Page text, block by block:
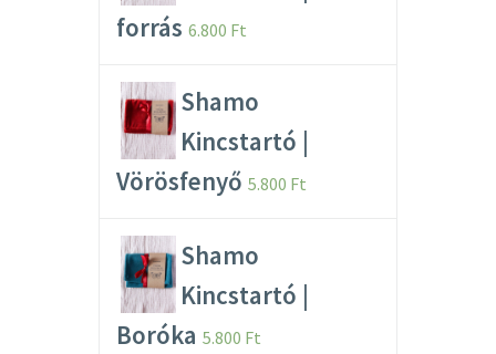
forrás 6.800 Ft
Shamo
Kincstartó |
Vörösfenyő 5.800 Ft
Shamo
Kincstartó |
Boróka 5.800 Ft